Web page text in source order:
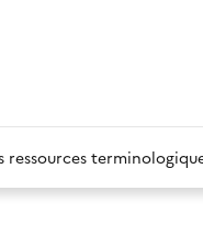
ressources